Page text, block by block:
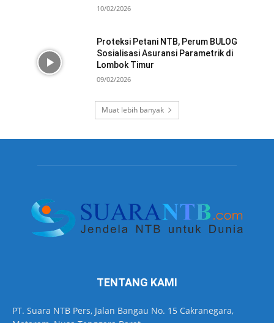
10/02/2026
Proteksi Petani NTB, Perum BULOG
Sosialisasi Asuransi Parametrik di
Lombok Timur
09/02/2026
Muat lebih banyak
TENTANG KAMI
PT. Suara NTB Pers, Jalan Bangau No. 15 Cakranegara,